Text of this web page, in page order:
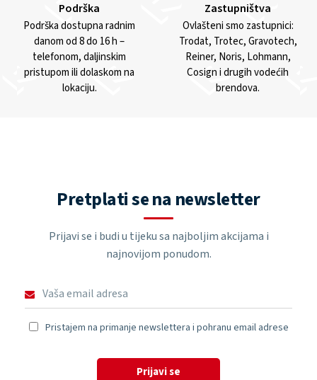
Podrška
Podrška dostupna radnim
danom od 8 do 16 h –
telefonom, daljinskim
pristupom ili dolaskom na
lokaciju.
Zastupništva
Ovlašteni smo zastupnici:
Trodat, Trotec, Gravotech,
Reiner, Noris, Lohmann,
Cosign i drugih vodećih
brendova.
Pretplati se na newsletter
Prijavi se i budi u tijeku sa najboljim akcijama i
najnovijom ponudom.
Pristajem na primanje newslettera i pohranu email adrese
Prijavi se